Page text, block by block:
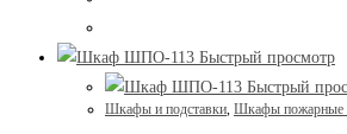
Быстрый просмотр
Быстрый
Шкафы и подставки, Шкафы